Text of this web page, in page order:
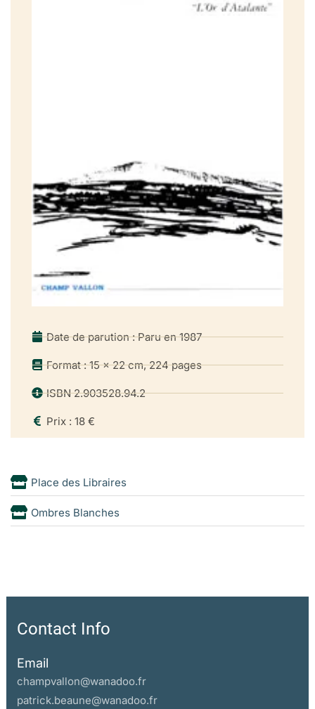
Le Préconscient et le travail du négatif dans l’interprétation
Chapitre VI
Névrose, «négatif de la perversion», «clivage du Moi»,
perversion du travail du négatif au-dedans du moi
Chapitre VII
La Pulsion de mort et la négativité dans la pensée de Freud,
Date de parution : Paru en 1987
Format : 15 x 22 cm, 224 pages
ISBN 2.903528.94.2
Prix : 18 €
Place des Libraires
Ombres Blanches
Contact Info
Email
champvallon@wanadoo.fr
patrick.beaune@wanadoo.fr